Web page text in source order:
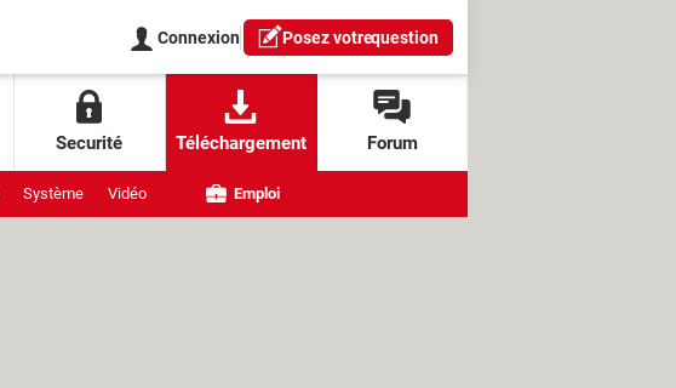
Connexion Posez votrequestion
Securité Téléchargement Forum
Système Vidéo Emploi